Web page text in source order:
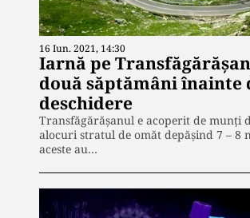
16 Iun. 2021, 14:30
Iarnă pe
două săptămâni înainte
deschidere
Transfăgărășanul e acoperit de munți
alocuri stratul de omăt depășind 7 – 8
aceste au…